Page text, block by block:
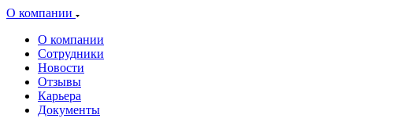
О компании
О компании
Сотрудники
Новости
Отзывы
Карьера
Документы